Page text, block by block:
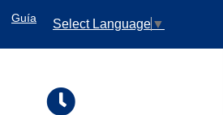
Guía Select Language ▼